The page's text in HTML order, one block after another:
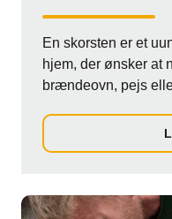
En skorsten er et
hjem, der ønsker at
brændeovn, pejs